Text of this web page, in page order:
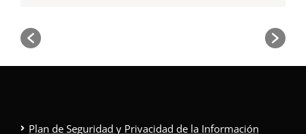
Plan de Seguridad y Privacidad de la Información